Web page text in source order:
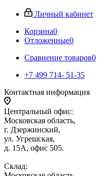
Личный кабинет
Корзина0
Отложенные0
Сравнение товаров0
+7 499 714- 51-35
Контактная информация
Центральный офис:
Московская область,
г. Дзержинский,
ул. Угрешская,
д. 15А, офис 505.
Склад: